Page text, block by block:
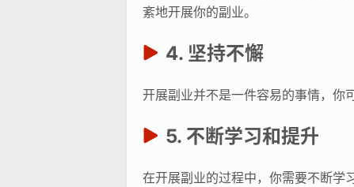
紊地开展你的副业。
4. 坚持不懈
开展副业并不是一件容易的事情，你
5. 不断学习和提升
在开展副业的过程中，你需要不断学